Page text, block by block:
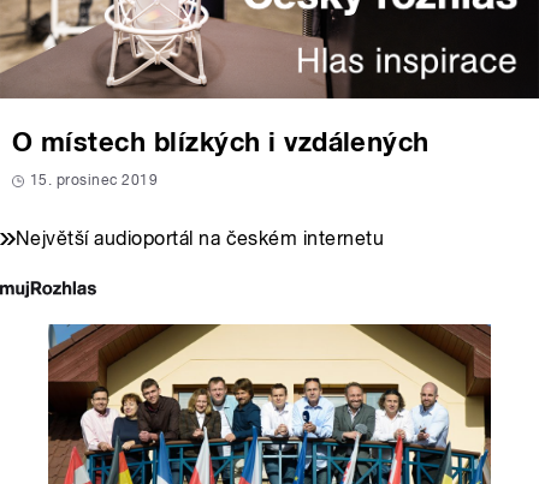
O místech blízkých i vzdálených
15. prosinec 2019
Největší audioportál na českém internetu